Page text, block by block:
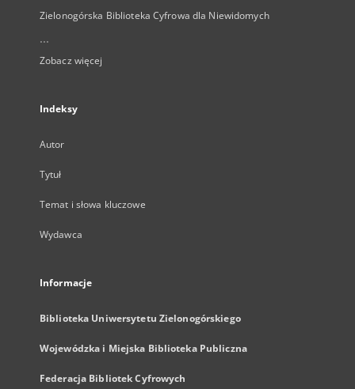
Zielonogórska Biblioteka Cyfrowa dla Niewidomych
...
Zobacz więcej
Indeksy
Autor
Tytuł
Temat i słowa kluczowe
Wydawca
Informacje
Biblioteka Uniwersytetu Zielonogórskiego
Wojewódzka i Miejska Biblioteka Publiczna
Federacja Bibliotek Cyfrowych